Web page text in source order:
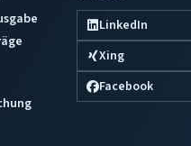
LinkedIn
Xing
Facebook